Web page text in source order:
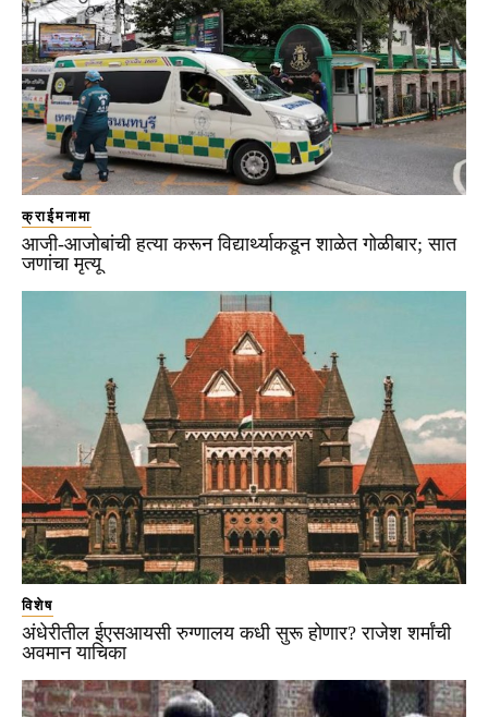
क्राईमनामा
आजी-आजोबांची हत्या करून विद्यार्थ्याकडून शाळेत गोळीबार; सात
जणांचा मृत्यू
विशेष
अंधेरीतील ईएसआयसी रुग्णालय कधी सुरू होणार? राजेश शर्मांची
अवमान याचिका